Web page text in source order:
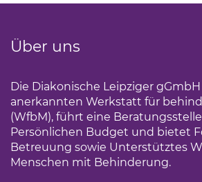
Über uns
Die Diakonische Leipziger
anerkannten Werkstatt für
(WfbM), führt eine
Persönlichen Budget und bietet
Betreuung sowie Unterstütztes
Menschen mit Behinderung.